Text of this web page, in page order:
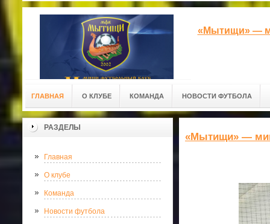
«Мытищи» —
ГЛАВНАЯ О КЛУБЕ КОМАНДА НОВОСТИ ФУТБОЛА
РАЗДЕЛЫ
Главная
О клубе
Команда
Новости футбола
«Мытищи» —